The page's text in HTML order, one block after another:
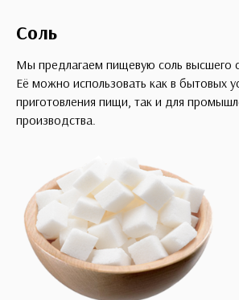
Соль
Мы предлагаем пищевую соль высшего
Её можно использовать как в бытовых
приготовления пищи, так и для
производства.